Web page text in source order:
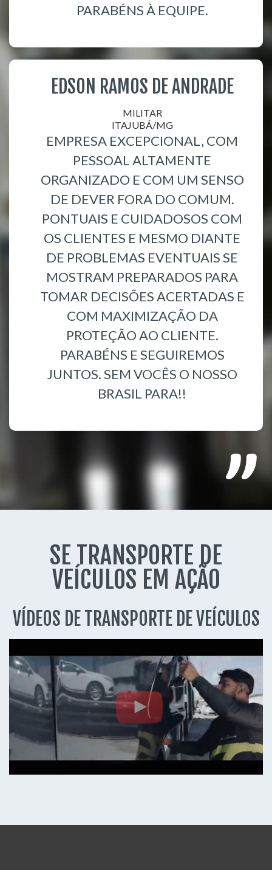
PARABÉNS À EQUIPE.
EDSON RAMOS DE ANDRADE
MILITAR
ITAJUBÁ/MG
EMPRESA EXCEPCIONAL, COM
PESSOAL ALTAMENTE
ORGANIZADO E COM UM SENSO
DE DEVER FORA DO COMUM.
PONTUAIS E CUIDADOSOS COM
OS CLIENTES E MESMO DIANTE
DE PROBLEMAS EVENTUAIS SE
MOSTRAM PREPARADOS PARA
TOMAR DECISÕES ACERTADAS E
COM MAXIMIZAÇÃO DA
PROTEÇÃO AO CLIENTE.
PARABÉNS E SEGUIREMOS
JUNTOS. SEM VOCÊS O NOSSO
BRASIL PARA!!
SE TRANSPORTE DE
VEÍCULOS EM AÇÃO
VÍDEOS DE TRANSPORTE DE VEÍCULOS